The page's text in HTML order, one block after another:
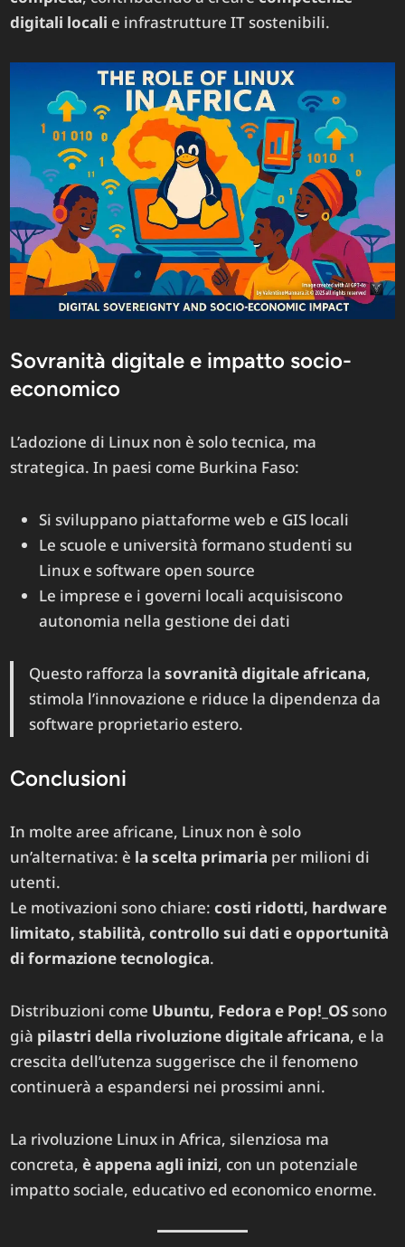
digitali locali e infrastrutture IT sostenibili.
Sovranità digitale e impatto socio-
economico
L’adozione di Linux non è solo tecnica, ma
strategica. In paesi come Burkina Faso:
Si sviluppano piattaforme web e GIS locali
Le scuole e università formano studenti su
Linux e software open source
Le imprese e i governi locali acquisiscono
autonomia nella gestione dei dati
Questo rafforza lasovranità digitale africana,
stimola l’innovazione e riduce la dipendenza da
software proprietario estero.
Conclusioni
In molte aree africane, Linux non è solo
un’alternativa: è la scelta primaria per milioni di
utenti.
Le motivazioni sono chiare:costi ridotti, hardware
limitato, stabilità, controllo sui dati e opportunità
di formazione tecnologica.
Distribuzioni come Ubuntu, Fedora e Pop!_OSsono
già pilastri della rivoluzione digitale africana, e la
crescita dell’utenza suggerisce che il fenomeno
continuerà a espandersi nei prossimi anni.
La rivoluzione Linux in Africa, silenziosa ma
concreta,è appena agli inizi, con un potenziale
impatto sociale, educativo ed economico enorme.